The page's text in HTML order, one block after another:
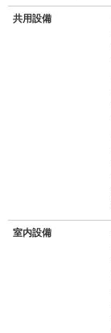
共用設備
室内設備